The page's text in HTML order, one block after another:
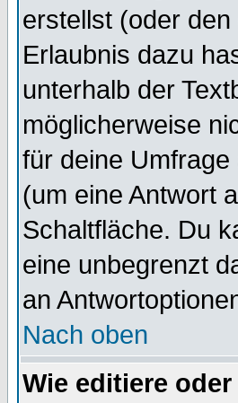
erstellst (oder
Erlaubnis dazu
unterhalb der
möglicherweise
für deine
(um eine Antwort
Schaltfläche. Du
eine unbegrenzt
an
Nach oben
Wie editiere